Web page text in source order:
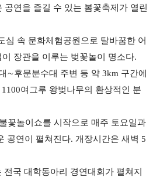
공연을 즐길 수 있는 봄꽃축제가 열린
심 속 문화체험공원으로 탈바꿈한 어
장관을 이루는 벚꽃놀이 명소다.
∼후문분수대 주변 등 약 3km 구간에
여그루 왕벚나무의 환상적인 분
꽃놀이쇼를 시작으로 매주 토요일과
공연이 펼쳐진다. 개장시간은 새벽 5
국 대학동아리 경연대회가 펼쳐지